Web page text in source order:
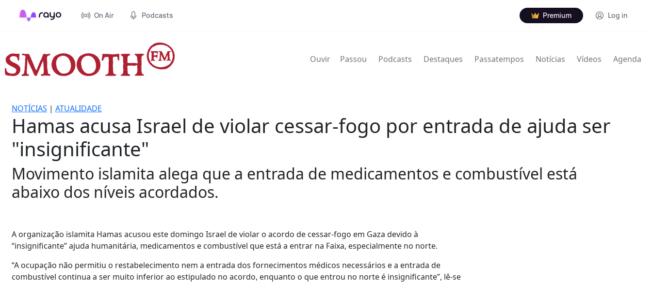
On Air Podcasts Premium Log in
Ouvir Passou Podcasts Destaques Passatempos Notícias Vídeos Agenda
NOTÍCIAS | ATUALIDADE
Hamas acusa Israel de violar cessar-fogo por entrada de ajuda ser
"insignificante"
Movimento islamita alega que a entrada de medicamentos e combustível está
abaixo dos níveis acordados.
A organização islamita Hamas acusou este domingo Israel de violar o acordo de cessar-fogo em Gaza devido à
“insignificante” ajuda humanitária, medicamentos e combustível que está a entrar na Faixa, especialmente no norte.
“A ocupação não permitiu o restabelecimento nem a entrada dos fornecimentos médicos necessários e a entrada de
combustível continua a ser muito inferior ao estipulado no acordo, enquanto o que entrou no norte é insignificante”, lê-se